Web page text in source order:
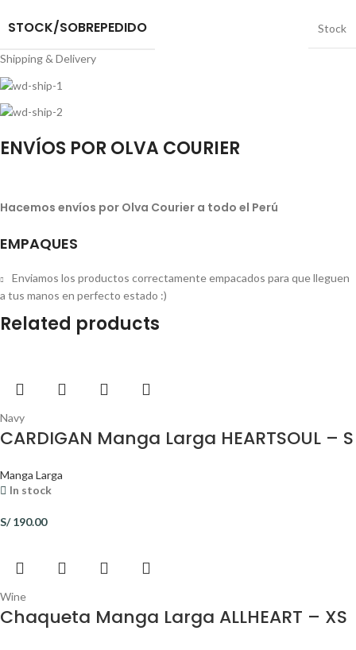
STOCK/SOBREPEDIDO Stock
Shipping & Delivery
ENVÍOS POR OLVA COURIER
Hacemos envíos por Olva Courier a todo el Perú
EMPAQUES
Enviamos los productos correctamente empacados para que lleguen
a tus manos en perfecto estado :)
Related products
Navy
CARDIGAN Manga Larga HEARTSOUL – S
Manga Larga
In stock
S/190.00
Wine
Chaqueta Manga Larga ALLHEART – XS